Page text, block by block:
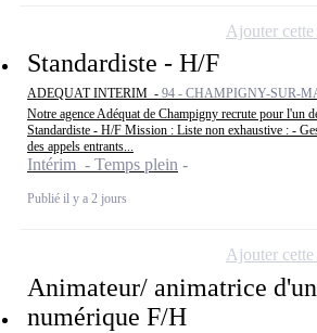
Standardiste - H/F
ADEQUAT INTERIM - 94 - CHAMPIGNY-SUR-
Notre agence Adéquat de Champigny recrute pour l'un
Standardiste - H/F Mission : Liste non exhaustive : -
des appels entrants...
Intérim - Temps plein
Publié il y a 2 jours
Ajouter
Animateur/ animatrice d'un
numérique F/H
Ajouter